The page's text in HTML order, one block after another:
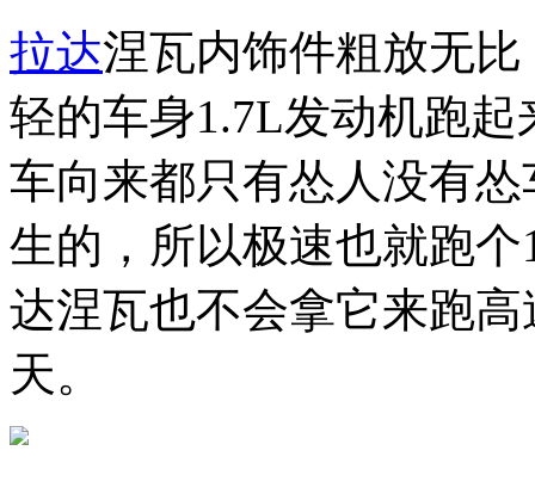
拉达涅瓦内饰件粗放无
轻的车身1.7L发动机跑
车向来都只有怂人没有
生的，所以极速也就跑
达涅瓦也不会拿它来跑
天。